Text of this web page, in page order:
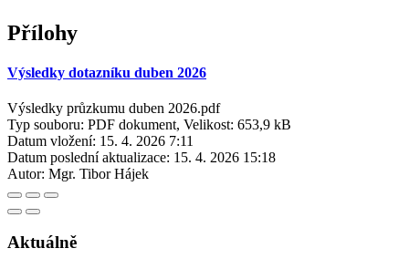
Přílohy
Výsledky dotazníku duben 2026
Výsledky průzkumu duben 2026.pdf
Typ souboru: PDF dokument, Velikost: 653,9 kB
Datum vložení: 15. 4. 2026 7:11
Datum poslední aktualizace: 15. 4. 2026 15:18
Autor: Mgr. Tibor Hájek
Aktuálně